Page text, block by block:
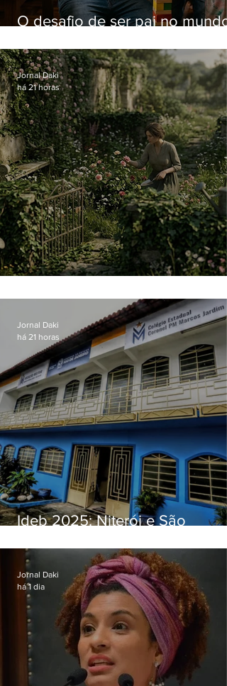
O desafio de ser pai no mundo
Jornal Daki
há 21 horas
Ideb 2025: Niterói e São
distintos no ensino médio; veja
Jornal Daki
há 21 horas
Jornal Daki
há 1 dia